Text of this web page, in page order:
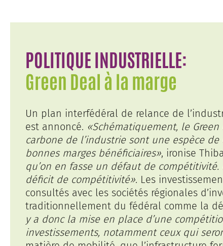
POLITIQUE INDUSTRIELLE:
Green Deal à la marge
Un plan interfédéral de relance de
est annoncé. «Schématiquement, le
carbone de l’industrie sont une espèce
bonnes marges bénéficiaires», ironise
qu’on en fasse un défaut de
déficit de compétitivité». Les
consultés avec les sociétés régionales
traditionnellement du fédéral comme la
y a donc la mise en place d’une
investissements, notamment ceux qui